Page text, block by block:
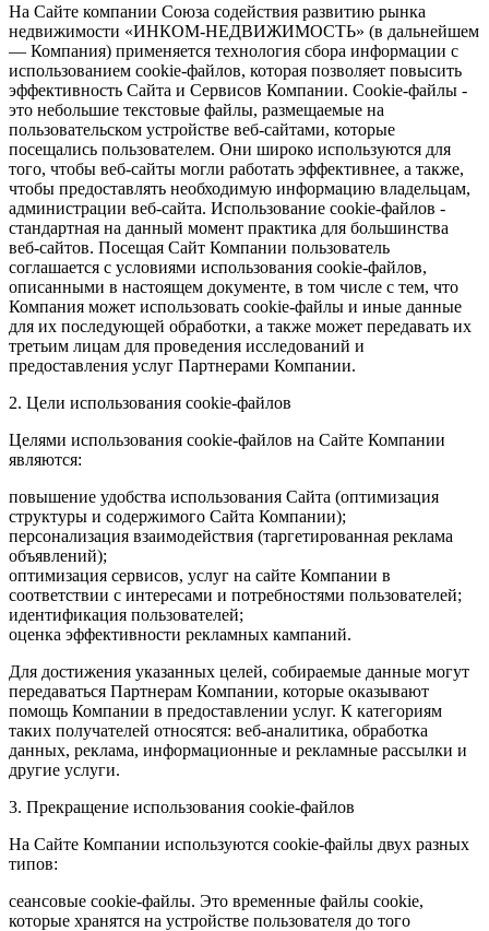
На Сайте компании Союза содействия развитию рынка
недвижимости «ИНКОМ-НЕДВИЖИМОСТЬ» (в дальнейшем
— Компания) применяется технология сбора информации с
использованием cookie-файлов, которая позволяет повысить
эффективность Сайта и Сервисов Компании. Сookie-файлы -
это небольшие текстовые файлы, размещаемые на
пользовательском устройстве веб-сайтами, которые
посещались пользователем. Они широко используются для
того, чтобы веб-сайты могли работать эффективнее, а также,
чтобы предоставлять необходимую информацию владельцам,
администрации веб-сайта. Использование cookie-файлов -
стандартная на данный момент практика для большинства
веб-сайтов. Посещая Сайт Компании пользователь
соглашается с условиями использования cookie-файлов,
описанными в настоящем документе, в том числе с тем, что
Компания может использовать cookie-файлы и иные данные
для их последующей обработки, а также может передавать их
третьим лицам для проведения исследований и
предоставления услуг Партнерами Компании.
2. Цели использования cookie-файлов
Целями использования cookie-файлов на Сайте Компании
являются:
повышение удобства использования Сайта (оптимизация
структуры и содержимого Сайта Компании);
персонализация взаимодействия (таргетированная реклама
объявлений);
оптимизация сервисов, услуг на сайте Компании в
соответствии с интересами и потребностями пользователей;
идентификация пользователей;
оценка эффективности рекламных кампаний.
Для достижения указанных целей, собираемые данные могут
передаваться Партнерам Компании, которые оказывают
помощь Компании в предоставлении услуг. К категориям
таких получателей относятся: веб-аналитика, обработка
данных, реклама, информационные и рекламные рассылки и
другие услуги.
3. Прекращение использования cookie-файлов
На Сайте Компании используются cookie-файлы двух разных
типов:
сеансовые cookie-файлы. Это временные файлы cookie,
которые хранятся на устройстве пользователя до того